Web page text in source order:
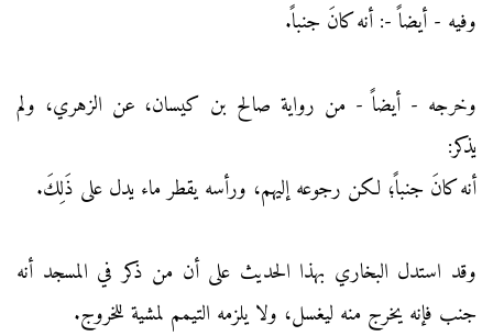
وفيه - أيضاً -: أنه كانَ جنباً.
وخرجه - أيضاً - من رواية صالح بن كيسان، عن الزهري، ولم
يذكر:
أنه كانَ جنباً؛ لكن رجوعه إليهم، ورأسه يقطر ماء يدل على ذَلِكَ.
وقد استدل البخاري بهذا الحديث على أن من ذكر في المسجد أنه
جنب فإنه يخرج منه ليغسل، ولا يلزمه التيمم لمشية للخروج.